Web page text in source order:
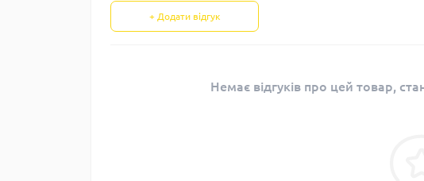
+ Додати відгук
Немає відгуків про цей товар,